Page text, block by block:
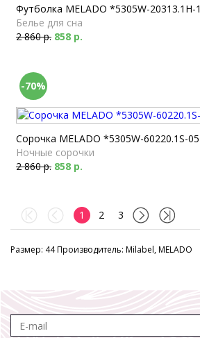
Футболка MELADO *5305W-20313.1H-
Белье для сна
2 860 р. 858 р.
-70%
Сорочка MELADO *5305W-60220.1S-
Ночные сорочки
2 860 р. 858 р.
1 2 3
Размер: 44 Производитель: Milabel, MELADO